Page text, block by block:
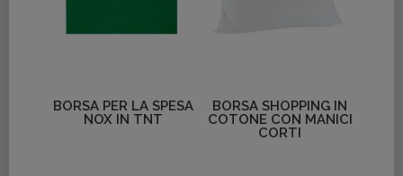
Dettagli
BORSA PER LA SPESA
NOX IN TNT
Dettagli
BORSA SHOPPING IN
COTONE CON MANICI
CORTI